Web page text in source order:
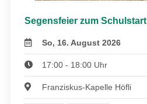
Segensfeier zum Schulstart
So, 16. August 2026
17:00 - 18:00 Uhr
Franziskus-Kapelle Höfli